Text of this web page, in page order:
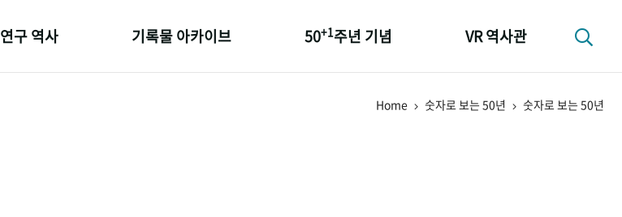
연구 역사 기록물 아카이브 50+1주년 기념 VR 역사관
Home 숫자로 보는 50년 숫자로 보는 50년